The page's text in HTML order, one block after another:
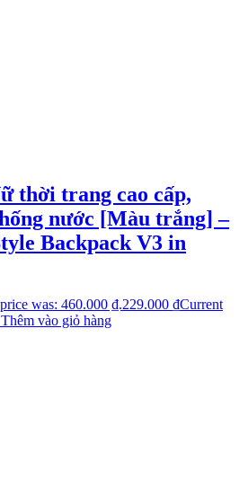
thời trang cao cấp,
nước [Màu trắng] –
Backpack V3 in
was: 460.000 ₫.229.000 ₫Current
Thêm vào giỏ hàng